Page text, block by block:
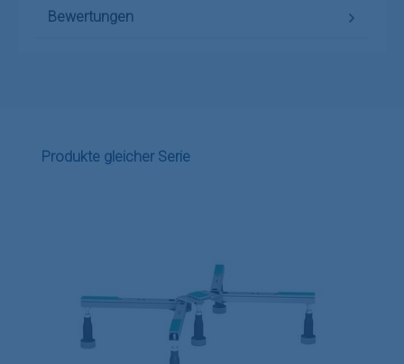
Bewertungen
Produktgalerie überspringen
Produkte gleicher Serie